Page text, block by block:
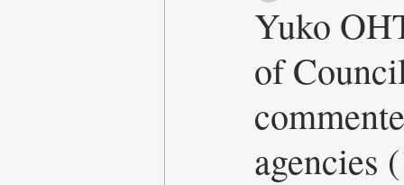
Yuko
of
agencies